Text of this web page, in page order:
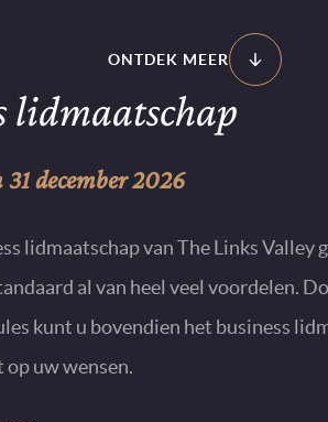
ONTDEK MEER
lidmaatschap
december 2026
lidmaatschap van The Links Valley
al van heel veel voordelen.
kunt u bovendien het business
uw wensen.